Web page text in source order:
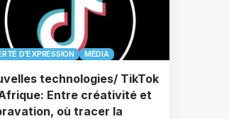
D'EXPRESSION MÉDIA
technologies/ TikTok
Entre créativité et
où tracer la